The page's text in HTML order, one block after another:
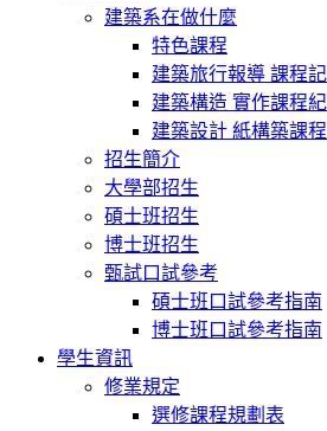
建築系在做什麼
特色課程
建築旅行報導 課程
建築構造 實作課程
建築設計 紙構築課
招生簡介
大學部招生
碩士班招生
博士班招生
甄試口試參考
碩士班口試參考指南
博士班口試參考指南
學生資訊
修業規定
選修課程規劃表